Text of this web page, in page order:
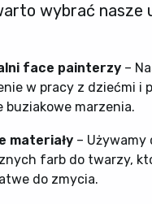
wybrać nasze
face painterzy –
w pracy z dziećmi i
buziakowe marzenia.
materiały –
farb do twarzy,
do zmycia.